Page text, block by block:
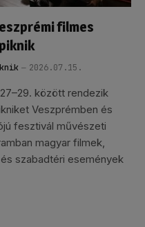
filmes
2026.07.15.
között rendezik
Veszprémben és
fesztivál művészeti
magyar filmek,
szabadtéri események